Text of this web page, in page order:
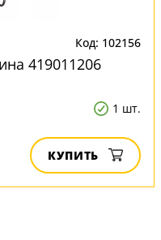
Код: 102156
419011206
1 шт.
КУПИТЬ